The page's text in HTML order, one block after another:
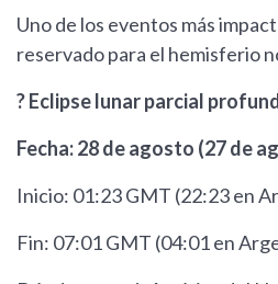
Uno de los eventos más
reservado para el hemisferio
? Eclipse lunar parcial
Fecha: 28 de agosto (27 de
Inicio: 01:23 GMT (22:23 en
Fin: 07:01 GMT (04:01 en